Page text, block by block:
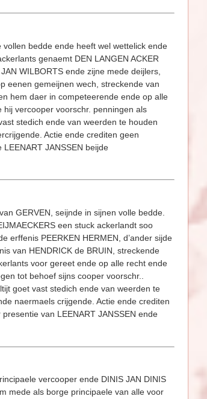
bedde ende heeft wel wettelick ende
genaemt DEN LANGEN ACKER
WILBORTS ende zijne mede deijlers,
eenen gemeijnen wech, streckende van
hem daer in competeerende ende op alle
vercooper voorschr. penningen als
stedich ende van weerden te houden
Actie ende crediten geen
JANSSEN beijde
GERVEN, seijnde in sijnen volle bedde.
een stuck ackerlandt soo
erffenis PEERKEN HERMEN, d’ander sijde
van HENDRICK de BRUIN, streckende
voor gereet ende op alle recht ende
tot behoef sijns cooper voorschr..
goet vast stedich ende van weerden te
naermaels crijgende. Actie ende crediten
van LEENART JANSSEN ende
vercooper ende DINIS JAN DINIS
mede als borge principaele van alle voor